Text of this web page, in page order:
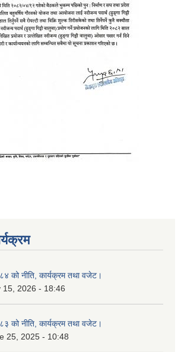
को नीति, कार्यक्रम तथा वजेट।
15, 2026 - 18:46
को नीति, कार्यक्रम तथा वजेट।
25, 2025 - 10:48